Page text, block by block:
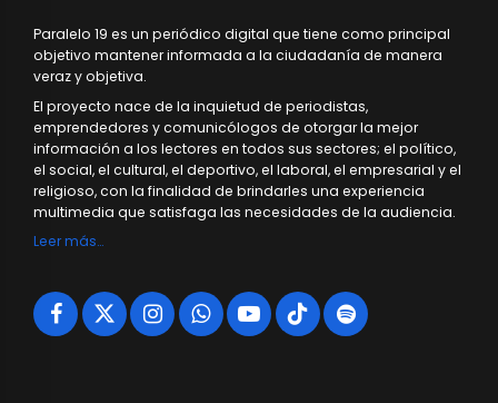
Paralelo 19 es un periódico digital que tiene como principal
objetivo mantener informada a la ciudadanía de manera
veraz y objetiva.
El proyecto nace de la inquietud de periodistas,
emprendedores y comunicólogos de otorgar la mejor
información a los lectores en todos sus sectores; el político,
el social, el cultural, el deportivo, el laboral, el empresarial y el
religioso, con la finalidad de brindarles una experiencia
multimedia que satisfaga las necesidades de la audiencia.
Leer más…